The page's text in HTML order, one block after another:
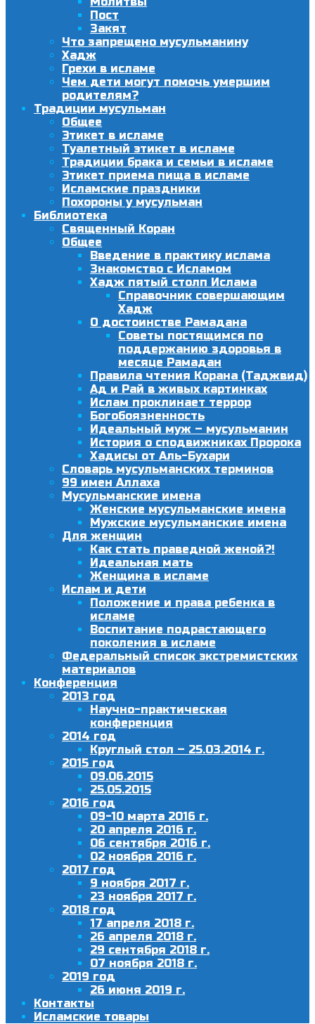
Пост
Закят
Что запрещено мусульманину
Хадж
Грехи в исламе
Чем дети могут помочь умершим
родителям?
Традиции мусульман
Общее
Этикет в исламе
Туалетный этикет в исламе
Традиции брака и семьи в исламе
Этикет приема пища в исламе
Исламские праздники
Похороны у мусульман
Библиотека
Священный Коран
Общее
Введение в практику ислама
Знакомство с Исламом
Хадж пятый столп Ислама
Справочник совершающим
Хадж
О достоинстве Рамадана
Советы постящимся по
поддержанию здоровья в
месяце Рамадан
Правила чтения Корана (Таджвид)
Ад и Рай в живых картинках
Ислам проклинает террор
Богобоязненность
Идеальный муж – мусульманин
История о сподвижниках Пророка
Хадисы от Аль-Бухари
Словарь мусульманских терминов
99 имен Аллаха
Мусульманские имена
Женские мусульманские имена
Мужские мусульманские имена
Для женщин
Как стать праведной женой?!
Идеальная мать
Женщина в исламе
Ислам и дети
Положение и права ребенка в
исламе
Воспитание подрастающего
поколения в исламе
Федеральный список экстремистских
материалов
Конференция
2013 год
Научно-практическая
конференция
2014 год
Круглый стол – 25.03.2014 г.
2015 год
09.06.2015
25.05.2015
2016 год
09-10 марта 2016 г.
20 апреля 2016 г.
06 сентября 2016 г.
02 ноября 2016 г.
2017 год
9 ноября 2017 г.
23 ноября 2017 г.
2018 год
17 апреля 2018 г.
26 апреля 2018 г.
29 сентября 2018 г.
07 ноября 2018 г.
2019 год
26 июня 2019 г.
Контакты
Исламские товары